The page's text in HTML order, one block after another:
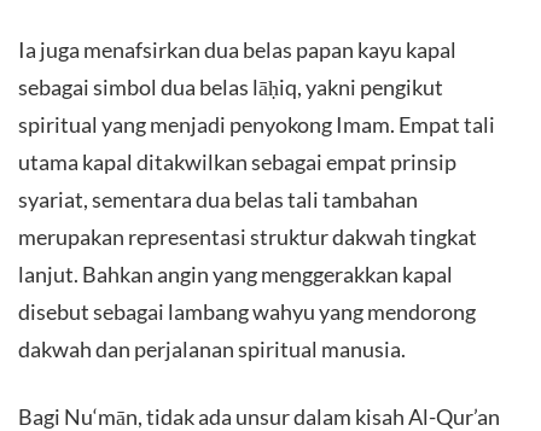
Ia juga menafsirkan dua belas papan kayu kapal
sebagai simbol dua belas lāḥiq, yakni pengikut
spiritual yang menjadi penyokong Imam. Empat tali
utama kapal ditakwilkan sebagai empat prinsip
syariat, sementara dua belas tali tambahan
merupakan representasi struktur dakwah tingkat
lanjut. Bahkan angin yang menggerakkan kapal
disebut sebagai lambang wahyu yang mendorong
dakwah dan perjalanan spiritual manusia.
Bagi Nu‘mān, tidak ada unsur dalam kisah Al-Qur’an